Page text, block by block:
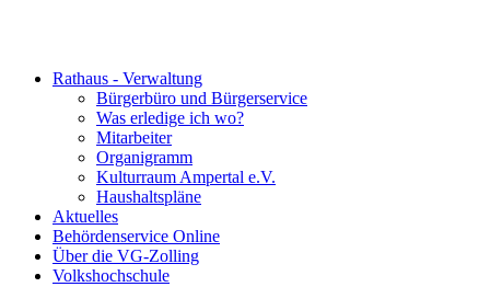
Rathaus - Verwaltung
Bürgerbüro und Bürgerservice
Was erledige ich wo?
Mitarbeiter
Organigramm
Kulturraum Ampertal e.V.
Haushaltspläne
Aktuelles
Behördenservice Online
Über die VG-Zolling
Volkshochschule